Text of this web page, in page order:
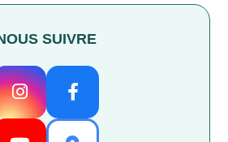
SUIVRE